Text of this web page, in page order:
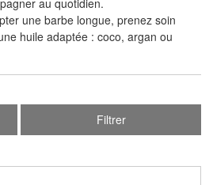
au quotidien.
une barbe longue, prenez soin
huile adaptée : coco, argan ou
Filtrer